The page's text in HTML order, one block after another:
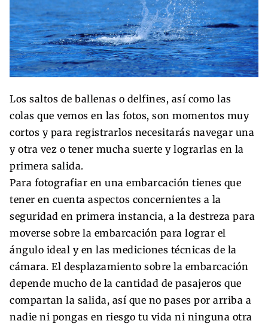
Los saltos de ballenas o delfines, así como las
colas que vemos en las fotos, son momentos muy
cortos y para registrarlos necesitarás navegar una
y otra vez o tener mucha suerte y lograrlas en la
primera salida.
Para fotografiar en una embarcación tienes que
tener en cuenta aspectos concernientes a la
seguridad en primera instancia, a la destreza para
moverse sobre la embarcación para lograr el
ángulo ideal y en las mediciones técnicas de la
cámara. El desplazamiento sobre la embarcación
depende mucho de la cantidad de pasajeros que
compartan la salida, así que no pases por arriba a
nadie ni pongas en riesgo tu vida ni ninguna otra